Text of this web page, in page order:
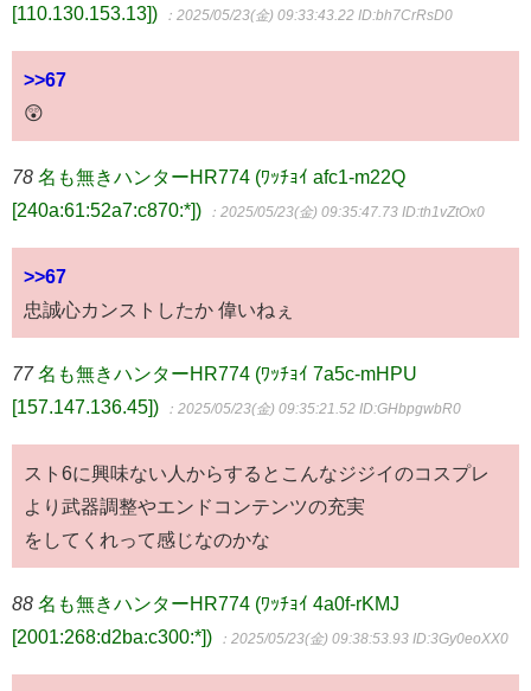
[110.130.153.13])
：2025/05/23(金) 09:33:43.22 ID:bh7CrRsD0
>>67
😲
78 名も無きハンターHR774 (ﾜｯﾁｮｲ afc1-m22Q
[240a:61:52a7:c870:*])
：2025/05/23(金) 09:35:47.73 ID:th1vZtOx0
>>67
忠誠心カンストしたか 偉いねぇ
77 名も無きハンターHR774 (ﾜｯﾁｮｲ 7a5c-mHPU
[157.147.136.45])
：2025/05/23(金) 09:35:21.52 ID:GHbpgwbR0
スト6に興味ない人からするとこんなジジイのコスプレ
より武器調整やエンドコンテンツの充実
をしてくれって感じなのかな
88 名も無きハンターHR774 (ﾜｯﾁｮｲ 4a0f-rKMJ
[2001:268:d2ba:c300:*])
：2025/05/23(金) 09:38:53.93 ID:3Gy0eoXX0